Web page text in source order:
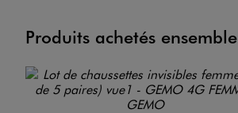
Produits achetés ensemble